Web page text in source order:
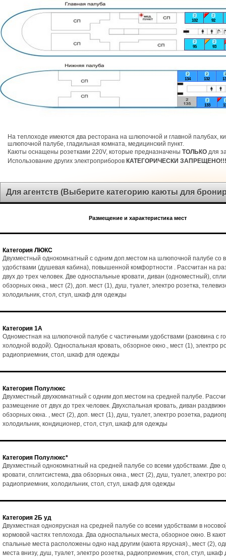
2
102
2
2
132
2
133
2
134
2
92
2
93
2
95
На теплоходе имеются два ресторана на шлюпочной и главной палубах,
шлюпочной палубе, гладильная комната, медицинский пункт.
Каюты оснащены розетками 220V, которые предназначены ТОЛЬКО для
Использование других электроприборов КАТЕГОРИЧЕСКИ ЗАПРЕЩЕНО!!!
Для агентств (Выберите категорию каюты для
Размещение и характеристика мест
Категория ЛЮКС
Двухместный однокомнатный с одним доп.местом на шлюпочной палубе со
удобствами (душевая кабина), повышенной комфортности . Рассчитан на
двух до трех человек. Две односпальные кровати, диван (одноместный),
обзорных окна., мест (2), доп. мест (1), душ, туалет, электро розетка,
холодильник, стол, стул, шкаф для одежды
Категория 1А
Одноместная на шлюпочной палубе с частичными удобствами (раковина с
холодной водой). Односпальная кровать, обзорное окно., мест (1), электро
радиоприемник, стол, шкаф для одежды
Категория Полулюкс
Двухместный двухкомнатный с одним доп.местом на средней палубе.
размещение от двух до трех человек. Двухспальная кровать, диван
обзорных окна. , мест (2), доп. мест (1), душ, туалет, электро розетка,
холодильник, кондиционер, стол, стул, шкаф для одежды
Категория Полулюкс*
Двухместный однокомнатный на средней палубе со всеми удобствами. Две
кровати, сплитсистема, два обзорных окна., мест (2), душ, туалет, электро
радиоприемник, холодильник, стол, стул, шкаф для одежды
Категория 2Б уд
Двухместная одноярусная на средней палубе со всеми удобствами в
кормовой частях теплохода. Два односпальных места, обзорное окно. В
спальные места расположены одно над другим (каюта ярусная)., мест (2),
места внизу, душ, туалет, электро розетка, радиоприемник, стол, стул,